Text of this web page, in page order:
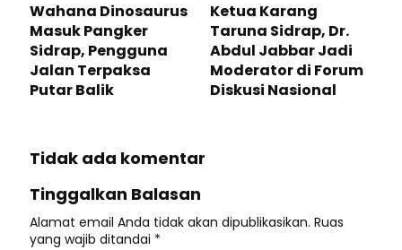
Wahana Dinosaurus
Masuk Pangker
Sidrap, Pengguna
Jalan Terpaksa
Putar Balik
Ketua Karang
Taruna Sidrap, Dr.
Abdul Jabbar Jadi
Moderator di Forum
Diskusi Nasional
Tidak ada komentar
Tinggalkan Balasan
Alamat email Anda tidak akan dipublikasikan. Ruas
yang wajib ditandai *